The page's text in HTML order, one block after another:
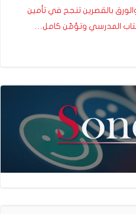
بالقصرين تنجح في تأمين